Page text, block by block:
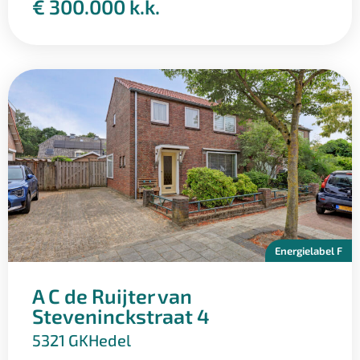
– Sfeervolle, groene tuin met veranda
Een instapklare woning met karakter, comfort en
verrassend veel leefruimte op een geliefde locatie in
het oude Empel. Een woning die je absoluut gezien
moet hebben!
Omgeving
Het voormalige dorp Empel is een gemoedelijk dorp
onder de rook van ’s-Hertogenbosch. De
voorzieningen in het dorp zijn divers. Naast de winkels
voor de dagelijkse boodschappen zoals de bakker,
supermarkt, bloemist en cafetaria, beschikt Empel
€ 300.000 k.k.
Energielabel F
A C de Ruijter van
Steveninckstraat 4
5321 GKHedel